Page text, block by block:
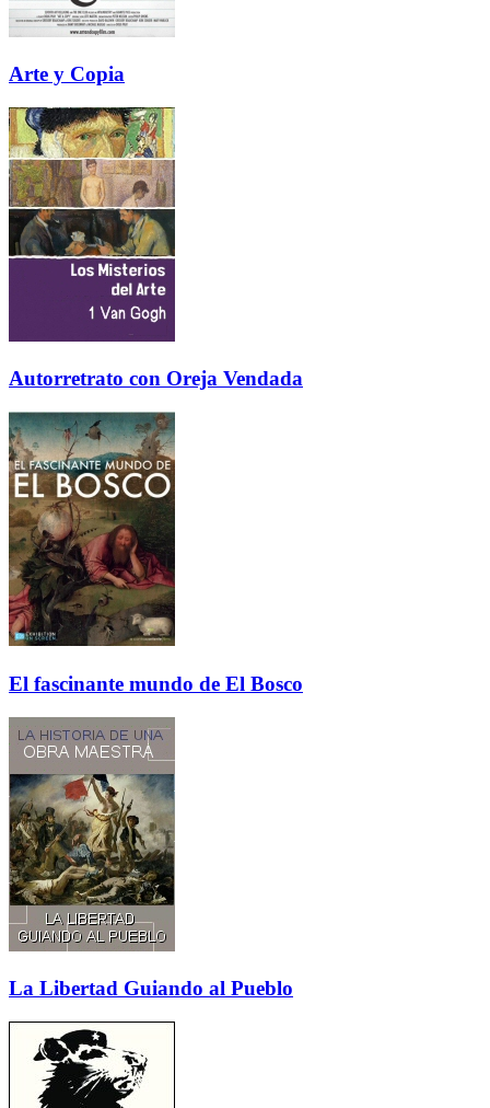
Arte y Copia
Autorretrato con Oreja Vendada
El fascinante mundo de El Bosco
La Libertad Guiando al Pueblo